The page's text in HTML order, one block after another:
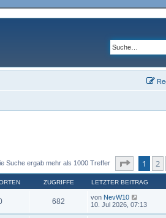
Suche ergab mehr als 1000 Treffer Seite1 2
ZUGRIFFE LETZTER BEITRAG
682 von NevW10
10. Jul 2026, 07:13